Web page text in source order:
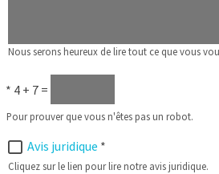
Nous serons heureux de lire tout ce que vous
* 4 + 7 =
Pour prouver que vous n'êtes pas un robot.
Avis juridique *
Cliquez sur le lien pour lire notre avis juridique.